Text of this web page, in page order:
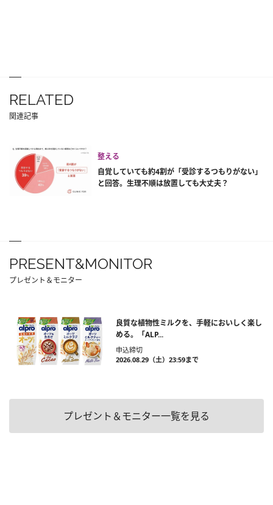
RELATED
関連記事
整える
自覚していても約4割が「受診するつもりがない」
と回答。生理不順は放置しても大丈夫？
PRESENT&MONITOR
プレゼント＆モニター
良質な植物性ミルクを、手軽においしく楽し
める。「ALP...
申込締切
2026.08.29（土）23:59まで
プレゼント＆モニター一覧を見る